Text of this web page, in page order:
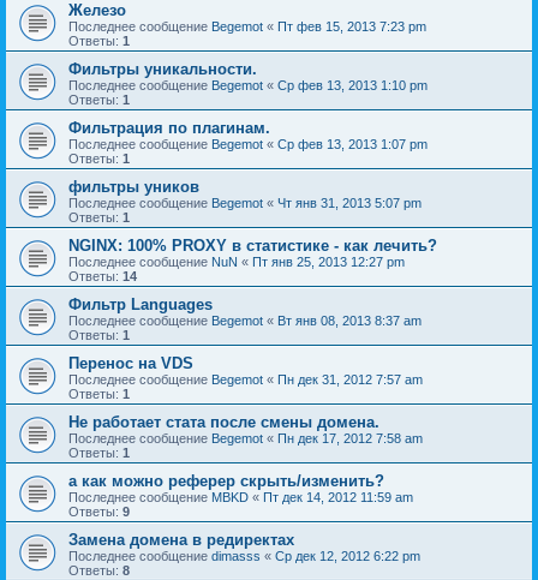
Железо
Последнее сообщение Begemot « Пт фев 15, 2013 7:23 pm
Ответы: 1
Фильтры уникальности.
Последнее сообщение Begemot « Ср фев 13, 2013 1:10 pm
Ответы: 1
Фильтрация по плагинам.
Последнее сообщение Begemot « Ср фев 13, 2013 1:07 pm
Ответы: 1
фильтры уников
Последнее сообщение Begemot « Чт янв 31, 2013 5:07 pm
Ответы: 1
NGINX: 100% PROXY в статистике - как лечить?
Последнее сообщение NuN « Пт янв 25, 2013 12:27 pm
Ответы: 14
Фильтр Languages
Последнее сообщение Begemot « Вт янв 08, 2013 8:37 am
Ответы: 1
Перенос на VDS
Последнее сообщение Begemot « Пн дек 31, 2012 7:57 am
Ответы: 1
Не работает стата после смены домена.
Последнее сообщение Begemot « Пн дек 17, 2012 7:58 am
Ответы: 1
а как можно реферер скрыть/изменить?
Последнее сообщение MBKD « Пт дек 14, 2012 11:59 am
Ответы: 9
Замена домена в редиректах
Последнее сообщение dimasss « Ср дек 12, 2012 6:22 pm
Ответы: 8